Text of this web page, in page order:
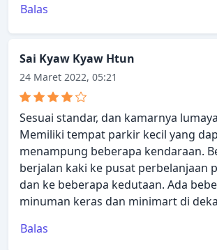
Balas
Sai Kyaw Kyaw Htun
24 Maret 2022, 05:21
Sesuai standar, dan kamarnya
Memiliki tempat parkir kecil yang
menampung beberapa kendaraan.
berjalan kaki ke pusat perbelanjaan
dan ke beberapa kedutaan. Ada
minuman keras dan minimart di
Balas